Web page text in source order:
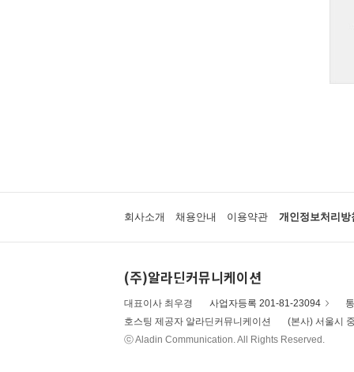
회사소개 채용안내 이용약관 개인정보처리방
(주)알라딘커뮤니케이션
대표이사 최우경 사업자등록 201-81-23094
호스팅 제공자 알라딘커뮤니케이션
(본사) 서울시
ⓒ Aladin Communication. All Rights Reserved.